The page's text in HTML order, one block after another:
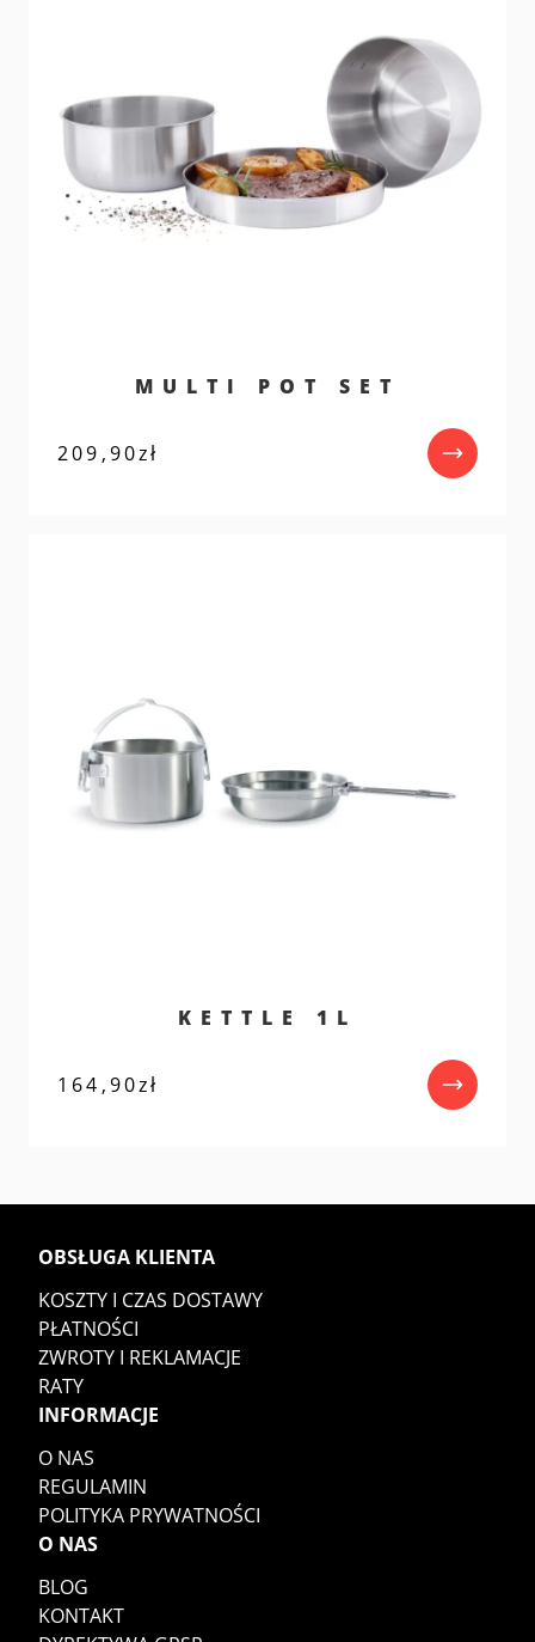
MULTI POT SET
209,90zł
KETTLE 1L
164,90zł
OBSŁUGA KLIENTA
KOSZTY I CZAS DOSTAWY
PŁATNOŚCI
ZWROTY I REKLAMACJE
RATY
INFORMACJE
O NAS
REGULAMIN
POLITYKA PRYWATNOŚCI
O NAS
BLOG
KONTAKT